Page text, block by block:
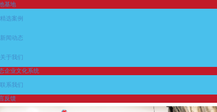
基地
精选案例
新闻动态
关于我们
企业文化系统
联系我们
反馈